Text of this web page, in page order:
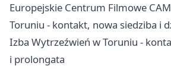
Europejskie Centrum Filmowe
Toruniu - kontakt, nowa siedziba i
Izba Wytrzeźwień w Toruniu -
i prolongata